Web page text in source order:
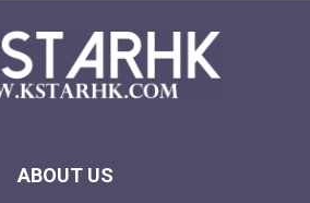
ABOUT US